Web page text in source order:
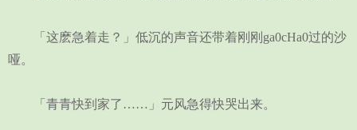
「这麽急着走？」低沉的声音还带着刚刚ga0cHa0过的沙
哑。
「青青快到家了……」元风急得快哭出来。